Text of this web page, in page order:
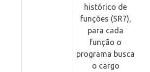
histórico de
funções (SR7),
para cada
função o
programa busca
o cargo